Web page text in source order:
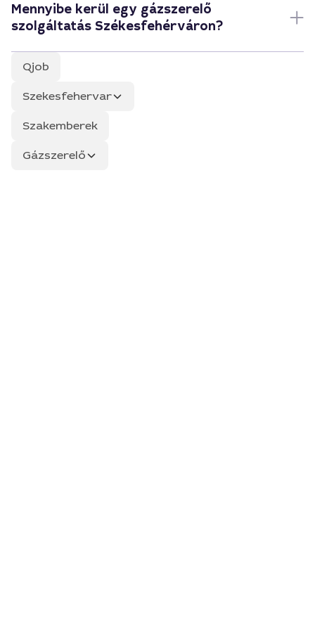
Mennyibe kerül egy gázszerelő
szolgáltatás Székesfehérváron?
Qjob
Szekesfehervar
Szakemberek
Gázszerelő